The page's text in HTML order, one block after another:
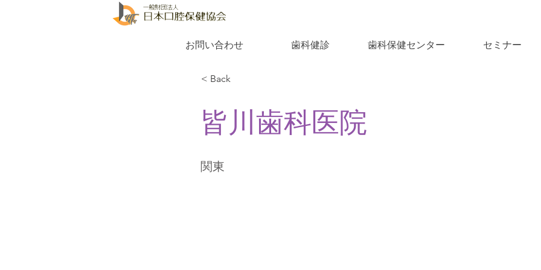
お問い合わせ 歯科健診 歯科保健センター セミナー
< Back
皆川歯科医院
関東